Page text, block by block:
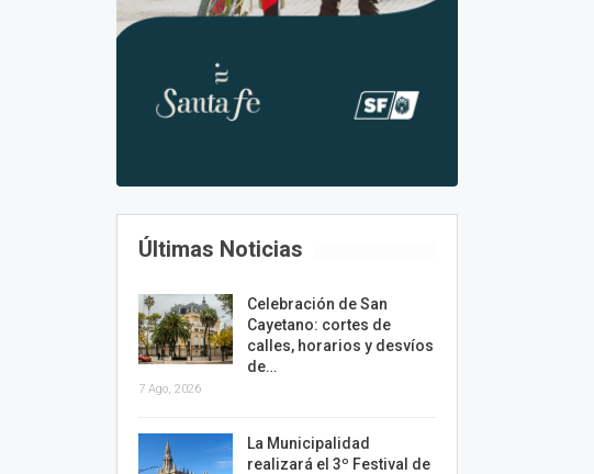
Últimas Noticias
Celebración de San
Cayetano: cortes de
calles, horarios y desvíos
de…
7 Ago, 2026
La Municipalidad
realizará el 3º Festival de